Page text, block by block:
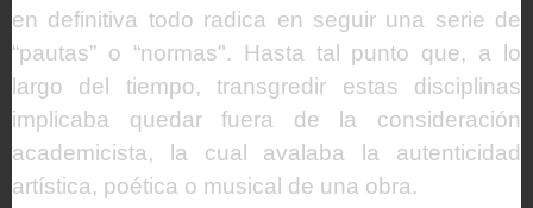
en definitiva todo radica en seguir una serie de
“pautas” o “normas". Hasta tal punto que, a lo
largo del tiempo, transgredir estas disciplinas
implicaba quedar fuera de la consideración
academicista, la cual avalaba la autenticidad
artística, poética o musical de una obra.